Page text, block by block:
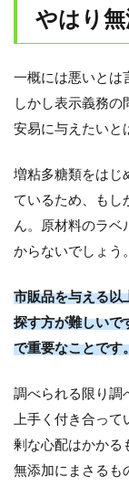
やはり無
一概には悪いとは
しかし表示義務
安易に与えたいと
増粘多糖類をはじ
ているため、もし
ん。原材料のラベ
からないでしょう。
市販品を与える以
探す方が難しいで
で重要なことです
調べられる限り調
上手く付き合っ
剰な心配はかかる
無添加にまさるも